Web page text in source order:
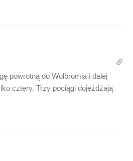
powrotną do Wolbromia i dalej
cztery. Trzy pociągi dojeżdżają